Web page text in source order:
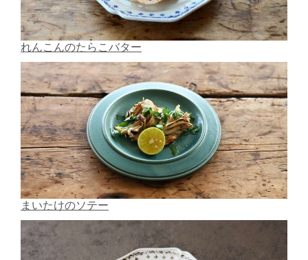
れんこんのたらこバター
まいたけのソテー